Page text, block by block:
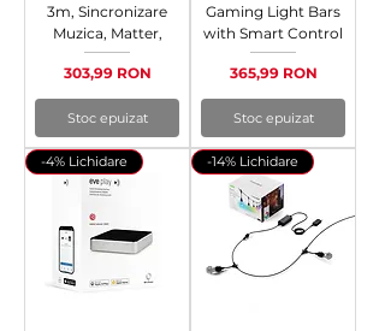
3m, Sincronizare
Muzica, Matter,
Preț
303,99 RON
Stoc epuizat
Gaming Light Bars
with Smart Control
Preț
365,99 RON
Stoc epuizat
-4% Lichidare -14% Lichidare